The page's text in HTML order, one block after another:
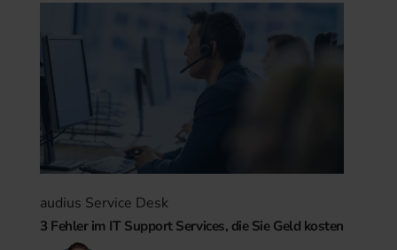
audius Service Desk
3 Fehler im IT Support Services, die Sie Geld kosten